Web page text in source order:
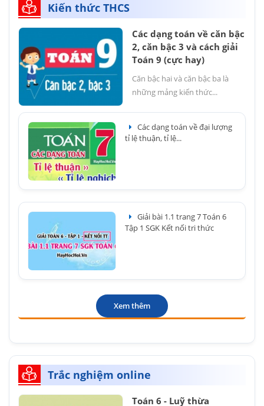
Kiến thức THCS
Các dạng toán về căn bậc
2, căn bậc 3 và cách giải
Toán 9 (cực hay)
Căn bậc hai và căn bậc ba là
những mảng kiến thức...
Các dạng toán về đại lượng
tỉ lệ thuận, tỉ lệ...
Giải bài 1.1 trang 7 Toán 6
Tập 1 SGK Kết nối tri thức
Xem thêm
Trắc nghiệm online
Toán 6 - Luỹ thừa